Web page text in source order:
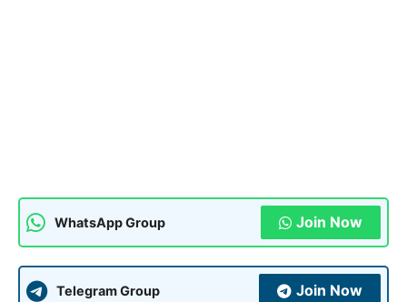
WhatsApp Group Join Now
Telegram Group Join Now